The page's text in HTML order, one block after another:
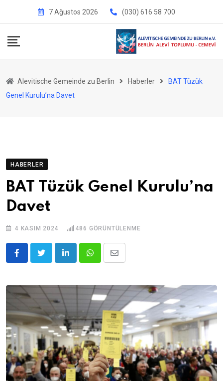
7 Ağustos 2026 (030) 616 58 700
Alevitische Gemeinde zu Berlin Haberler
BAT Tüzük
Genel Kurulu’na Davet
HABERLER
BAT Tüzük Genel Kurulu’na
Davet
4 KASIM 2024 486 GÖRÜNTÜLENME
LinkedInWhatsapp
E-
ile
Paylaş